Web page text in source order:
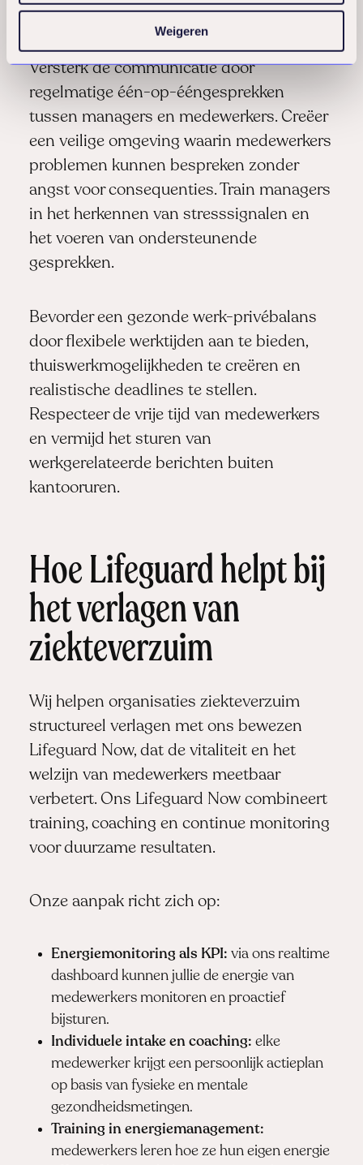
Weigeren
deelname zonder dwang.
Versterk de communicatie door
regelmatige één-op-ééngesprekken
tussen managers en medewerkers. Creëer
een veilige omgeving waarin medewerkers
problemen kunnen bespreken zonder
angst voor consequenties. Train managers
in het herkennen van stresssignalen en
het voeren van ondersteunende
gesprekken.
Bevorder een gezonde werk-privébalans
door flexibele werktijden aan te bieden,
thuiswerkmogelijkheden te creëren en
realistische deadlines te stellen.
Respecteer de vrije tijd van medewerkers
en vermijd het sturen van
werkgerelateerde berichten buiten
kantooruren.
Hoe Lifeguard helpt bij
het verlagen van
ziekteverzuim
Wij helpen organisaties ziekteverzuim
structureel verlagen met ons bewezen
Lifeguard Now, dat de vitaliteit en het
welzijn van medewerkers meetbaar
verbetert. Ons Lifeguard Now combineert
training, coaching en continue monitoring
voor duurzame resultaten.
Onze aanpak richt zich op:
Energiemonitoring als KPI: via ons realtime
dashboard kunnen jullie de energie van
medewerkers monitoren en proactief
bijsturen.
Individuele intake en coaching: elke
medewerker krijgt een persoonlijk actieplan
op basis van fysieke en mentale
gezondheidsmetingen.
Training in energiemanagement:
medewerkers leren hoe ze hun eigen energie